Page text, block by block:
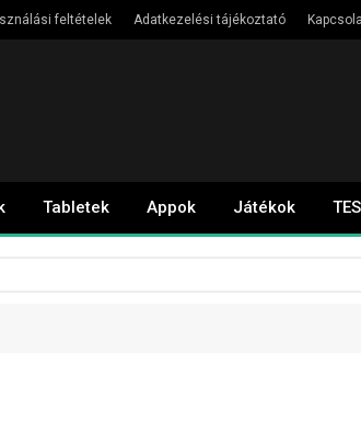
feltételek Adatkezelési tájékoztató
Tabletek Appok Játékok